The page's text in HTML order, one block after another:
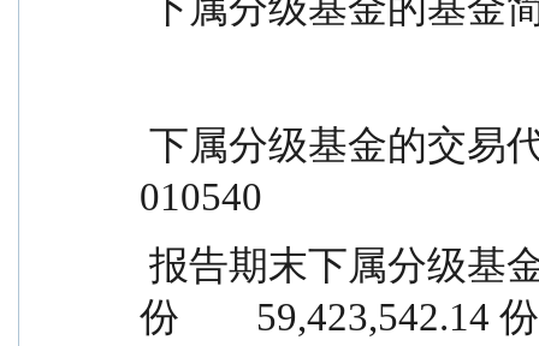
010540
份        59,423,542.14 份